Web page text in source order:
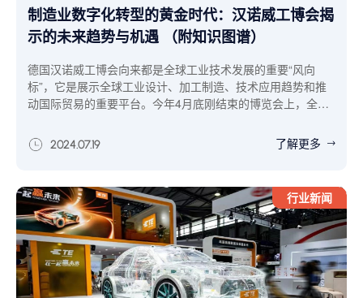
制造业数字化转型的黄金时代：汉诺威工博会揭
示的未来趋势与机遇 （附知识图谱）
德国汉诺威工博会向来都是全球工业技术发展的重要“风向
标”，它是展示全球工业设计、加工制造、技术应用趋势和推
动国际贸易的重要平台。今年4月底刚结束的博览会上，全球
化、智能化、材料工艺已经到哪个层次了？今天我给大家简单
梳理下，从中找到适合制造业、科技企业战略布局的发力点：
2024.07.19 了解更多
行业新闻